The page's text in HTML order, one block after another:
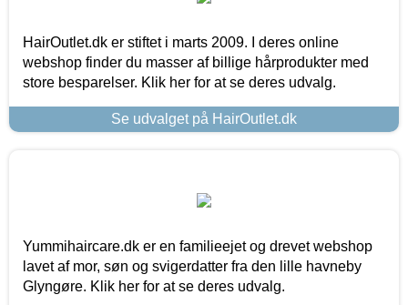
HairOutlet.dk er stiftet i marts 2009. I deres online
webshop finder du masser af billige hårprodukter med
store besparelser. Klik her for at se deres udvalg.
Se udvalget på HairOutlet.dk
Yummihaircare.dk er en familieejet og drevet webshop
lavet af mor, søn og svigerdatter fra den lille havneby
Glyngøre. Klik her for at se deres udvalg.